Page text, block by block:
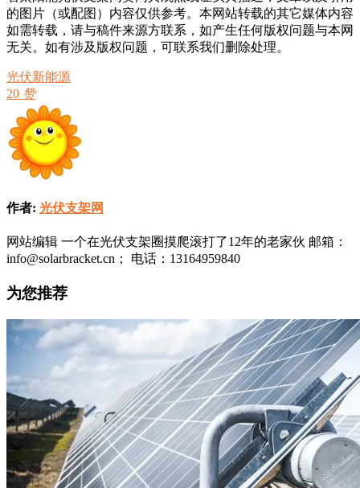
的图片（或配图）内容仅供参考。本网站转载的其它媒体内容
如需转载，请与稿件来源方联系，如产生任何版权问题与本网
无关。如有涉及版权问题，可联系我们删除处理。
光伏新能源
20 赞
作者: 光伏支架网
网站编辑 一个在光伏支架圈摸爬滚打了12年的老家伙 邮箱：
info@solarbracket.cn； 电话：13164959840
为您推荐